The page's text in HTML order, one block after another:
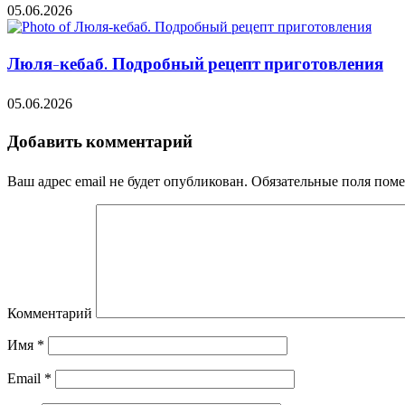
05.06.2026
Люля-кебаб. Подробный рецепт приготовления
05.06.2026
Добавить комментарий
Ваш адрес email не будет опубликован. Обязательные поля
Комментарий
Имя *
Email *